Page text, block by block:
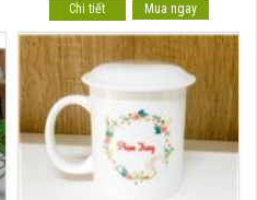
Chi tiết